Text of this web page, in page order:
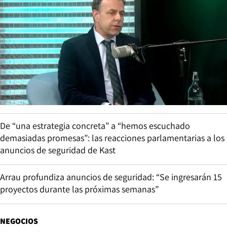
De “una estrategia concreta” a “hemos escuchado
demasiadas promesas”: las reacciones parlamentarias a los
anuncios de seguridad de Kast
Arrau profundiza anuncios de seguridad: “Se ingresarán 15
proyectos durante las próximas semanas”
NEGOCIOS